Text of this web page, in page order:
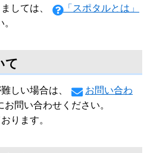
しては、
「スポタルとは」
て
しい場合は、
お問い合わ
お問い合わせください。
ります。